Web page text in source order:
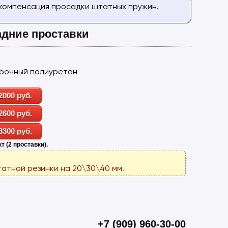
просадки штатных пружин.
проставки
полиуретан
руб.
руб.
руб.
(2 проставки).
резинки на 20\30\40 мм.
+7 (909) 960-30-00